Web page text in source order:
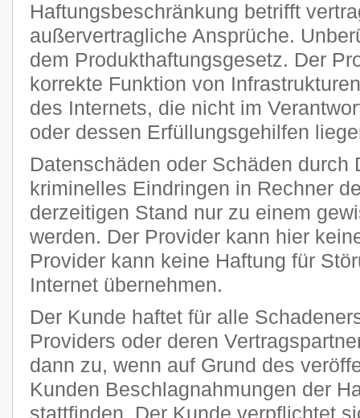
Haftungsbeschränkung betrifft
außervertragliche Ansprüche.
dem Produkthaftungsgesetz. Der
korrekte Funktion von
des Internets, die nicht im
oder dessen Erfüllungsgehilfen
Datenschäden oder Schäden durch
kriminelles Eindringen in Rechner
derzeitigen Stand nur zu einem
werden. Der Provider kann hier
Provider kann keine Haftung für
Internet übernehmen.
Der Kunde haftet für alle
Providers oder deren
dann zu, wenn auf Grund des
Kunden Beschlagnahmungen der
stattfinden. Der Kunde verpflichtet